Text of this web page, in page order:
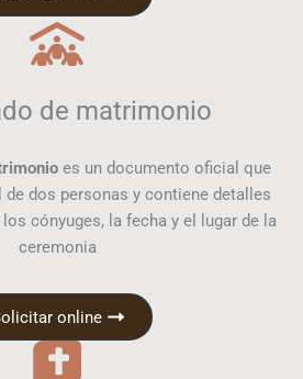
de matrimonio
es un documento oficial que
dos personas y contiene detalles
cónyuges, la fecha y el lugar de la
ceremonia
online